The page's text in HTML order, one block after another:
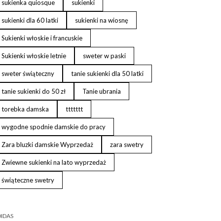
sukienka quiosque sukienki
sukienki dla 60 latki sukienki na wiosnę
Sukienki włoskie i francuskie
Sukienki włoskie letnie sweter w paski
sweter świąteczny tanie sukienki dla 50 latki
tanie sukienki do 50 zł Tanie ubrania
torebka damska ttttttt
wygodne spodnie damskie do pracy
Zara bluzki damskie Wyprzedaż zara swetry
Zwiewne sukienki na lato wyprzedaż
świąteczne swetry